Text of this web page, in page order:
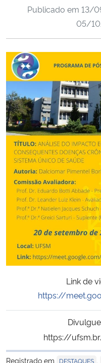
Ministério da Cidadania
Ministério de Minas e Energia
Ministério da Ciência,
Ministério do Meio Ambiente
Ministério do Turismo
Ministério do Desenvolvimento
Controladoria-Geral da União
Ministério da Mulher, da Família e
Secretaria-Geral
Gabinete de Segurança
Publicado em 13/
05/
Link de
https://
https://
Registrado em
DESTAQUES